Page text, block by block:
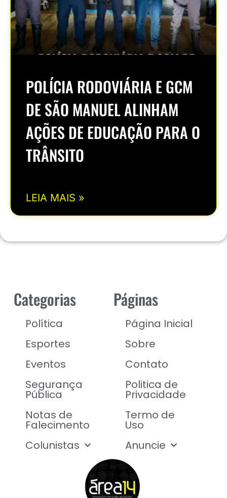
POLÍCIA RODOVIÁRIA E GCM
DE SÃO MANUEL ALINHAM
AÇÕES DE EDUCAÇÃO PARA O
TRÂNSITO
LEIA MAIS »
Categorias
Política
Esportes
Eventos
Segurança
Pública
Notas de
Falecimento
Colunistas
Páginas
Página Inicial
Sobre
Contato
Politica de
Privacidade
Termo de
Uso
Anuncie